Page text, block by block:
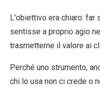
L'obiettivo era chiaro: far
sentisse a proprio agio
trasmetterne il valore ai
Perché uno strumento,
chi lo usa non ci crede o